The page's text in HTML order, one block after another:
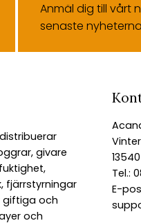
Anmäl dig till vårt
senaste
givare
fjärrstyrningar
giftiga och
och
13540
Tel.:
E-